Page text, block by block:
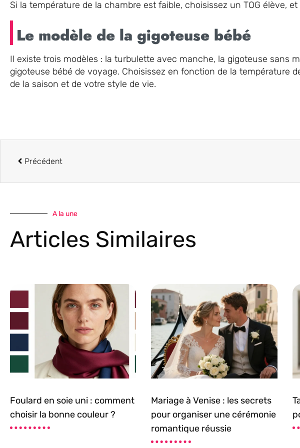
Si la température de la chambre est faible, choisissez un TOG élève,
Le modèle de la gigoteuse bébé
Il existe trois modèles : la turbulette avec manche, la gigoteuse sans
gigoteuse bébé de voyage. Choisissez en fonction de la température
de la saison et de votre style de vie.
Précédent
A la une
Articles Similaires
Foulard en soie uni : comment
choisir la bonne couleur ?
Mariage à Venise : les secrets
pour organiser une cérémonie
romantique réussie